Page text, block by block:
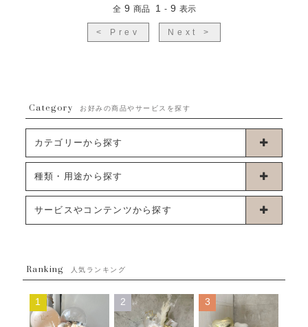
全 9 商品 1 - 9 表示
< Prev Next >
Category お好みの商品やサービスを探す
カテゴリーから探す
卓上タイプバルーン
ブーケタイプバルーン
ムーンリットバルーン
コンフェッティバルーン
種類・用途から探す
お誕生日
開店・周年祝い
サービスやコンテンツから探す
発送について
Q&A
メッセージカード・電報について
Ranking 人気ランキング
1 2 3